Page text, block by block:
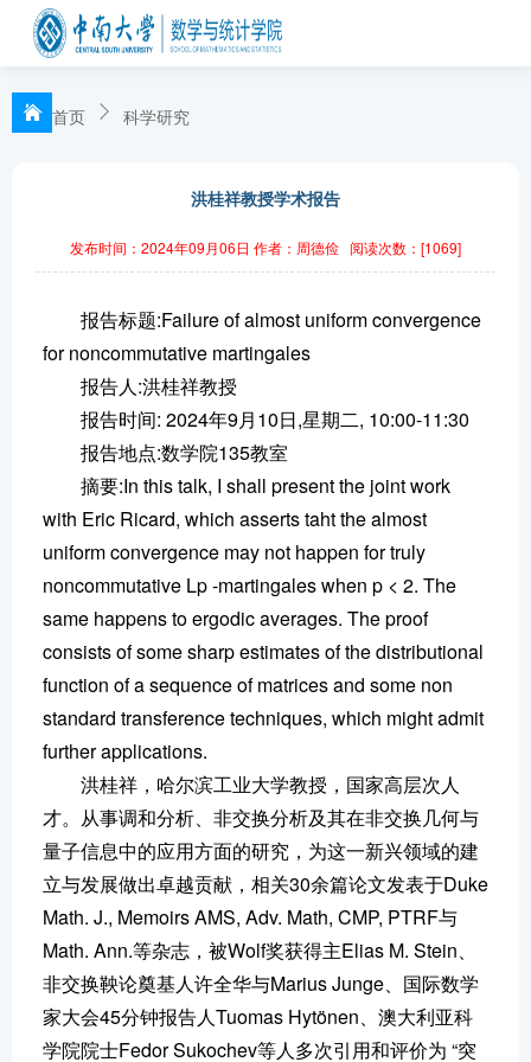
首页 科学研究
洪桂祥教授学术报告
发布时间：2024年09月06日 作者：周德俭 阅读次数：[1069]
报告标题:Failure of almost uniform convergence
for noncommutative martingales
报告人:洪桂祥教授
报告时间: 2024年9月10日,星期二, 10:00-11:30
报告地点:数学院135教室
摘要:In this talk, I shall present the joint work
with Eric Ricard, which asserts taht the almost
uniform convergence may not happen for truly
noncommutative Lp -martingales when p < 2. The
same happens to ergodic averages. The proof
consists of some sharp estimates of the distributional
function of a sequence of matrices and some non
standard transference techniques, which might admit
further applications.
洪桂祥，哈尔滨工业大学教授，国家高层次人
才。从事调和分析、非交换分析及其在非交换几何与
量子信息中的应用方面的研究，为这一新兴领域的建
立与发展做出卓越贡献，相关30余篇论文发表于Duke
Math. J., Memoirs AMS, Adv. Math, CMP, PTRF与
Math. Ann.等杂志，被Wolf奖获得主Elias M. Stein、
非交换鞅论奠基人许全华与Marius Junge、国际数学
家大会45分钟报告人Tuomas Hytönen、澳大利亚科
学院院士Fedor Sukochev等人多次引用和评价为 “突